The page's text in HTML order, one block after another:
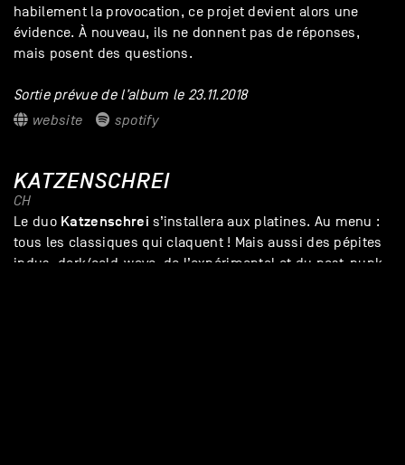
habilement la provocation, ce projet devient alors une
évidence. À nouveau, ils ne donnent pas de réponses,
mais posent des questions.
Sortie prévue de l’album le 23.11.2018
website
spotify
KATZENSCHREI
CH
Le duo Katzenschrei s’installera aux platines. Au menu :
tous les classiques qui claquent ! Mais aussi des pépites
indus, dark/cold-wave, de l’expérimental et du post-punk.